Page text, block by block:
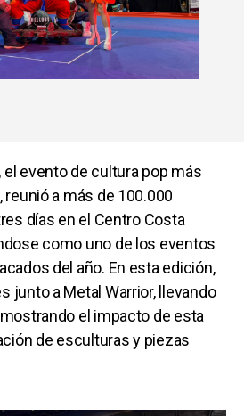
el evento de cultura pop más
reunió a más de 100.000
días en el Centro Costa
como uno de los eventos
del año. En esta edición,
junto a Metal Warrior, llevando
el impacto de esta
de esculturas y piezas